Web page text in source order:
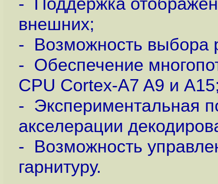
внешних;
- Возможность выбора
- Обеспечение
CPU Cortex-A7 A9 и
- Экспериментальная
акселерации
- Возможность
гарнитуру.